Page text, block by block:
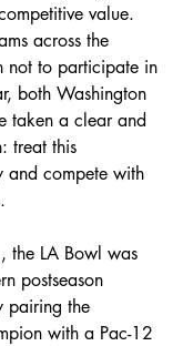
value.
across the
not to participate in
both Washington
taken a clear and
treat this
and compete with
the LA Bowl was
postseason
pairing the
with a Pac-12